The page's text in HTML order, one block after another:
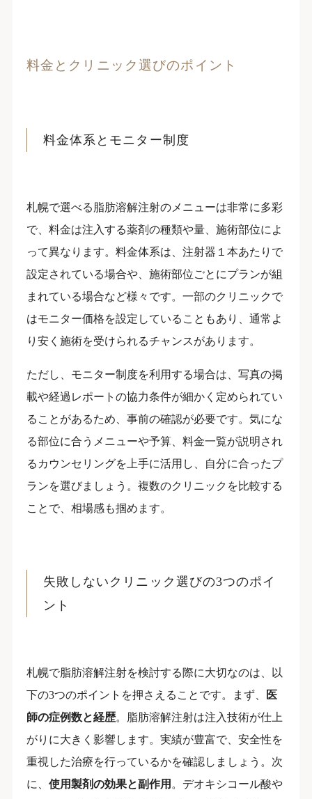
料金とクリニック選びのポイント
料金体系とモニター制度
札幌で選べる脂肪溶解注射のメニューは非常に多彩
で、料金は注入する薬剤の種類や量、施術部位によ
って異なります。料金体系は、注射器１本あたりで
設定されている場合や、施術部位ごとにプランが組
まれている場合など様々です。一部のクリニックで
はモニター価格を設定していることもあり、通常よ
り安く施術を受けられるチャンスがあります。
ただし、モニター制度を利用する場合は、写真の掲
載や経過レポートの協力条件が細かく定められてい
ることがあるため、事前の確認が必要です。気にな
る部位に合うメニューや予算、料金一覧が説明され
るカウンセリングを上手に活用し、自分に合ったプ
ランを選びましょう。複数のクリニックを比較する
ことで、相場感も掴めます。
失敗しないクリニック選びの3つのポイ
ント
札幌で脂肪溶解注射を検討する際に大切なのは、以
下の3つのポイントを押さえることです。まず、
医
師の症例数と経歴。脂肪溶解注射は注入技術が仕上
がりに大きく影響します。実績が豊富で、安全性を
重視した治療を行っているかを確認しましょう。次
に、 使用製剤の効果と副作用 。デオキシコール酸や